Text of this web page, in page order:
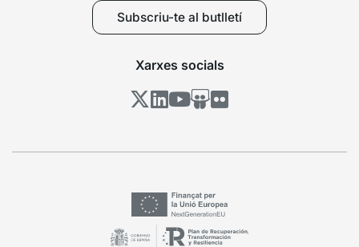
Subscriu-te al butlletí
Xarxes socials